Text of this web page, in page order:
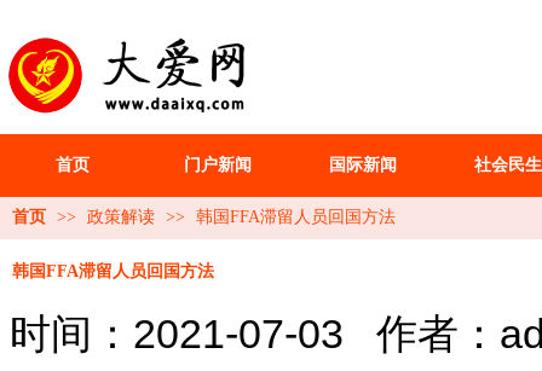
首页 门户新闻 国际新闻 社会民生
首页 >> 政策解读 >> 韩国FFA滞留人员回国方法
韩国FFA滞留人员回国方法
时间：2021-07-03 作者：